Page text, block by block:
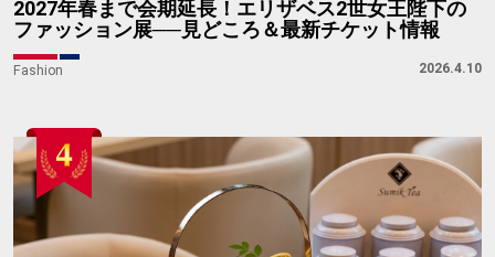
2027年春まで会期延長！エリザベス2世女王陛下の
ファッション展──見どころ＆最新チケット情報
Fashion 2026.4.10